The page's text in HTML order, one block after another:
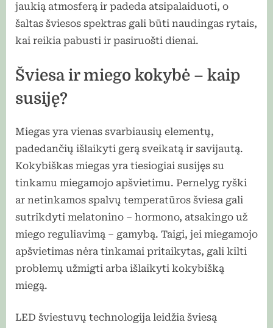
jaukią atmosferą ir padeda atsipalaiduoti, o
šaltas šviesos spektras gali būti naudingas rytais,
kai reikia pabusti ir pasiruošti dienai.
Šviesa ir miego kokybė – kaip
susiję?
Miegas yra vienas svarbiausių elementų,
padedančių išlaikyti gerą sveikatą ir savijautą.
Kokybiškas miegas yra tiesiogiai susijęs su
tinkamu miegamojo apšvietimu. Pernelyg ryški
ar netinkamos spalvų temperatūros šviesa gali
sutrikdyti melatonino – hormono, atsakingo už
miego reguliavimą – gamybą. Taigi, jei miegamojo
apšvietimas nėra tinkamai pritaikytas, gali kilti
problemų užmigti arba išlaikyti kokybišką
miegą.
LED šviestuvų technologija leidžia šviesą